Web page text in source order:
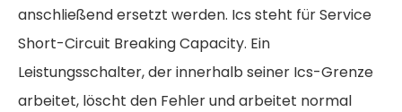
anschließend ersetzt werden. Ics steht für Service
Short-Circuit Breaking Capacity. Ein
Leistungsschalter, der innerhalb seiner Ics-Grenze
arbeitet, löscht den Fehler und arbeitet normal